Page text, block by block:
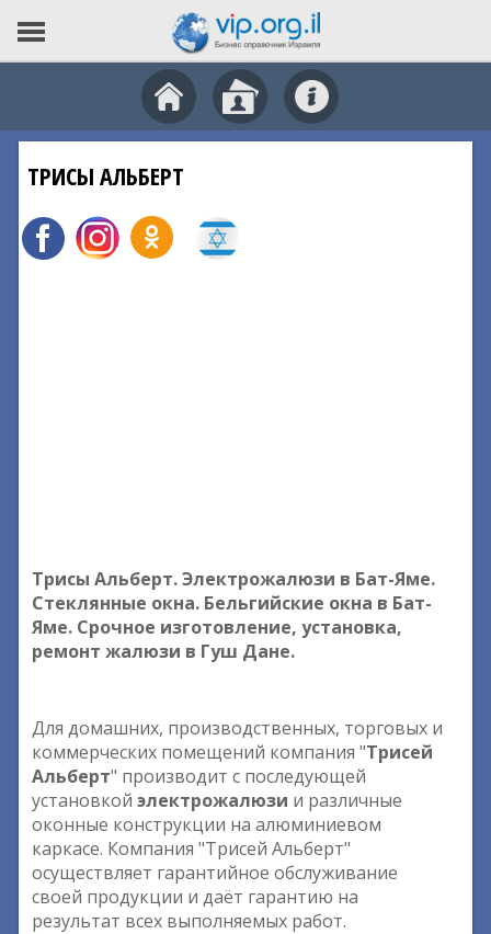
ТРИСЫ АЛЬБЕРТ
Трисы Альберт. Электрожалюзи в Бат-Яме.
Стеклянные окна. Бельгийские окна в Бат-
Яме. Срочное изготовление, установка,
ремонт жалюзи в Гуш Дане.
Для домашних, производственных, торговых и
коммерческих помещений компания "Трисей
Альберт" производит с последующей
установкой электрожалюзи и различные
оконные конструкции на алюминиевом
каркасе. Компания "Трисей Альберт"
осуществляет гарантийное обслуживание
своей продукции и даёт гарантию на
результат всех выполняемых работ.